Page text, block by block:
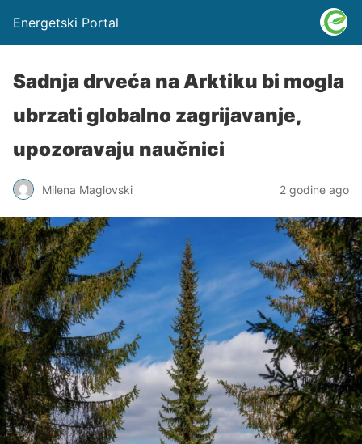
Energetski Portal
Sadnja drveća na Arktiku bi mogla
ubrzati globalno zagrijavanje,
upozoravaju naučnici
Milena Maglovski 2 godine ago